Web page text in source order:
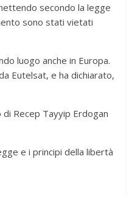
secondo la legge
sono stati vietati
luogo anche in Europa.
Eutelsat, e ha dichiarato,
Recep Tayyip Erdogan
e i principi della libertà